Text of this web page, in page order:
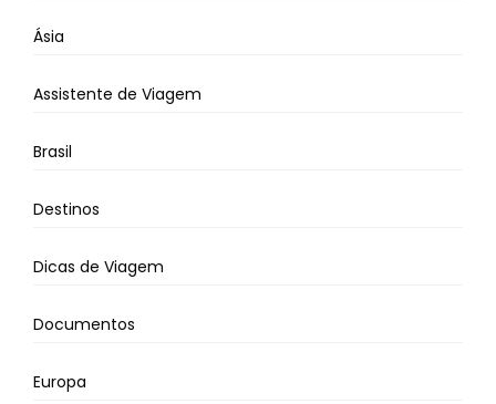
Ásia
Assistente de Viagem
Brasil
Destinos
Dicas de Viagem
Documentos
Europa